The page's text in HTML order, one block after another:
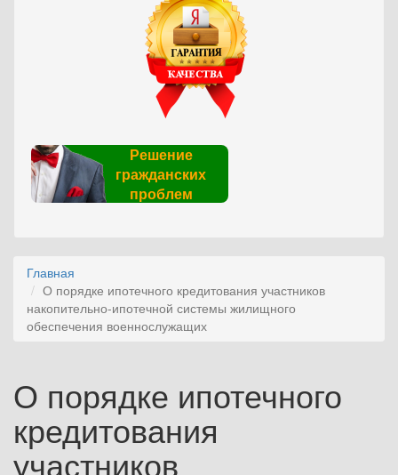
Решение
гражданских
проблем
Главная
О порядке ипотечного кредитования участников
накопительно-ипотечной системы жилищного
обеспечения военнослужащих
О порядке ипотечного
кредитования
участников